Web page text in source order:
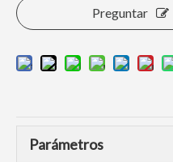
Preguntar
Parámetros